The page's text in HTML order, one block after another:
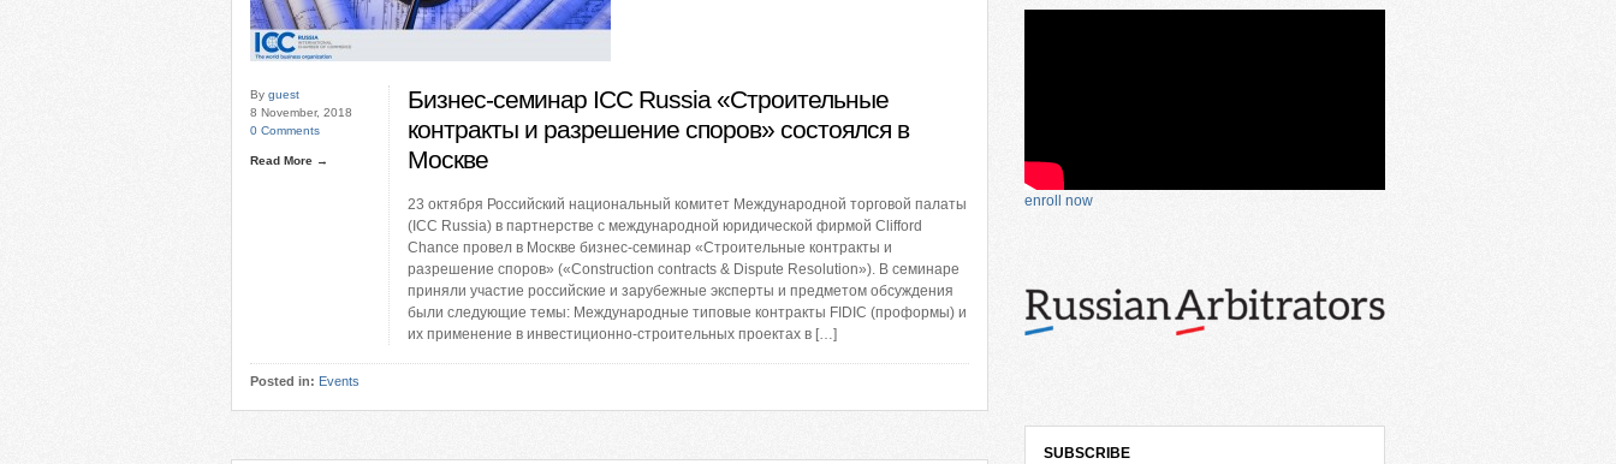
By guest
8 November, 2018
0 Comments
Read More →
Бизнес-семинар ICC Russia «Строительные
контракты и разрешение споров» состоялся в
Москве
23 октября Российский национальный комитет Международной торговой палаты
(ICC Russia) в партнерстве с международной юридической фирмой Clifford
Chance провел в Москве бизнес-семинар «Строительные контракты и
разрешение споров» («Construction contracts & Dispute Resolution»). В семинаре
приняли участие российские и зарубежные эксперты и предметом обсуждения
были следующие темы: Международные типовые контракты FIDIC (проформы) и
их применение в инвестиционно-строительных проектах в […]
Posted in: Events
enroll now
SUBSCRIBE